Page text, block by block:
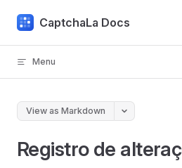
Skip to content
CaptchaLa Docs
Menu
View as Markdown
Registro de